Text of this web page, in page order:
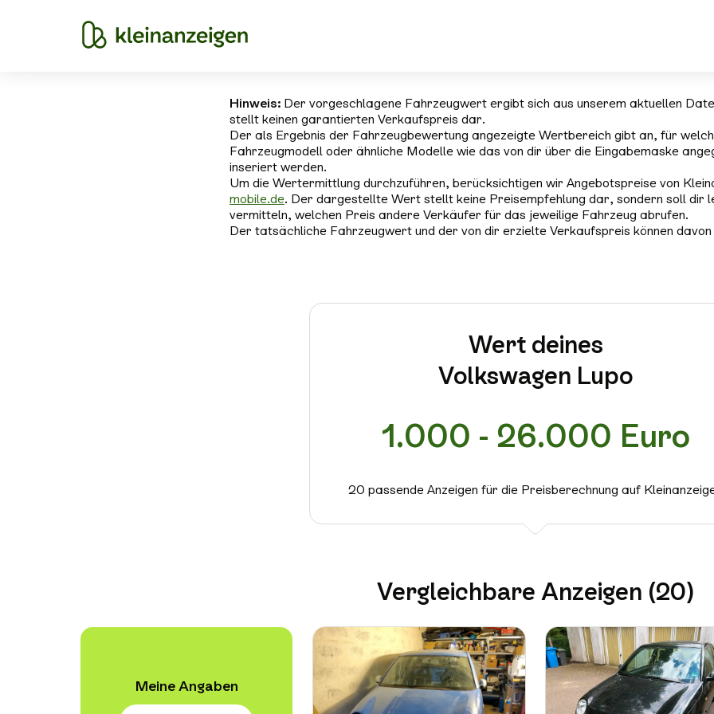
Hinweis: Der vorgeschlagene Fahrzeugwert ergibt sich aus unserem aktuellen
stellt keinen garantierten Verkaufspreis dar.
Der als Ergebnis der Fahrzeugbewertung angezeigte Wertbereich gibt an, für
Fahrzeugmodell oder ähnliche Modelle wie das von dir über die Eingabemaske
inseriert werden.
Um die Wertermittlung durchzuführen, berücksichtigen wir Angebotspreise von
mobile.de. Der dargestellte Wert stellt keine Preisempfehlung dar, sondern soll dir
vermitteln, welchen Preis andere Verkäufer für das jeweilige Fahrzeug abrufen.
Der tatsächliche Fahrzeugwert und der von dir erzielte Verkaufspreis können
Wert deines
Volkswagen Lupo
1.000 - 26.000 Euro
20 passende Anzeigen für die Preisberechnung auf
Vergleichbare Anzeigen (20)
Meine Angaben